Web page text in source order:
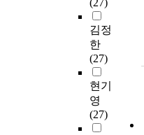
(27)
김정
한
(27)
현기
영
(27)